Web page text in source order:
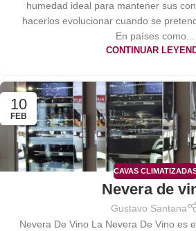
humedad ideal para mantener sus
hacerlos evolucionar cuando se
En países como...
CONTINUAR
10
FEB
CAVAS
Nevera de
Gustavo Santana
Nevera De Vino La Nevera De Vino es